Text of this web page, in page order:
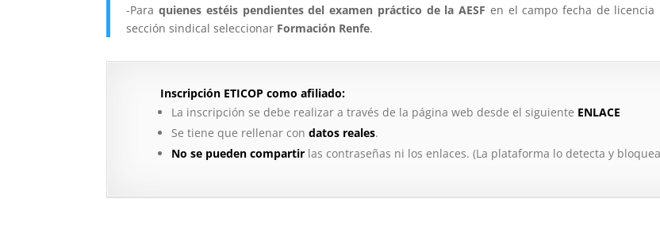
-Paraquienes estéis pendientes del examen práctico de la AESF en el campo fecha de
sección sindical seleccionar Formación Renfe.
Inscripción ETICOP como afiliado:
La inscripción se debe realizar a través de la página web desde el siguiente ENLACE
Se tiene que rellenar condatos reales.
No se pueden compartir las contraseñas ni los enlaces. (La plataforma lo detecta y